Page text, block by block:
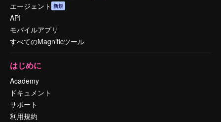
エージェント 新規
API
モバイルアプリ
すべてのMagnificツール
はじめに
Academy
ドキュメント
サポート
利用規約